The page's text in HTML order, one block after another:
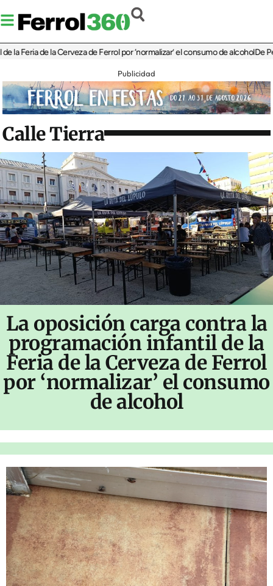
de la Cerveza de Ferrol por ‘normalizar’ el consumo de alcoholDe Perlío a
Publicidad
Calle Tierra
La oposición carga contra la
programación infantil de la
Feria de la Cerveza de Ferrol
por ‘normalizar’ el consumo
de alcohol